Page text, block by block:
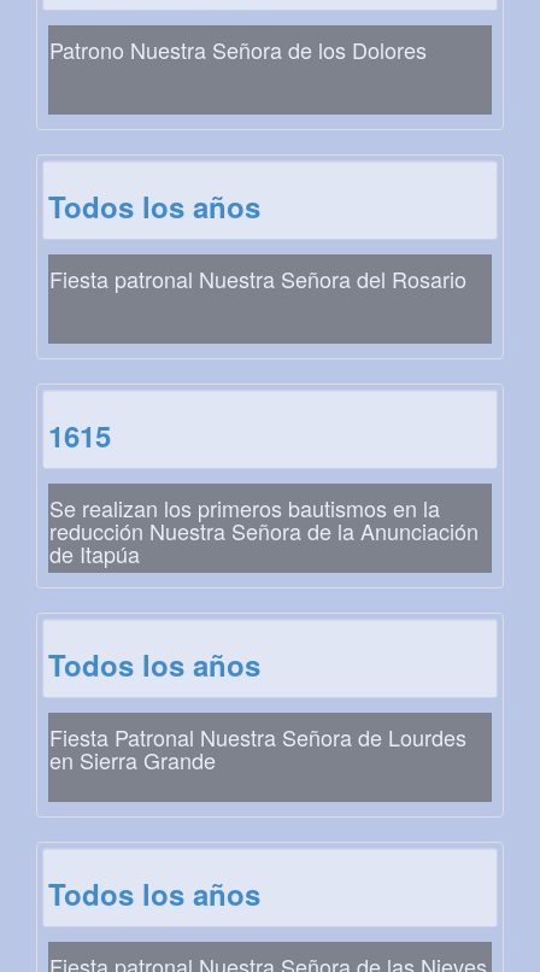
Patrono Nuestra Señora de los Dolores
Todos los años
Fiesta patronal Nuestra Señora del Rosario
1615
Se realizan los primeros bautismos en la
reducción Nuestra Señora de la Anunciación
de Itapúa
Todos los años
Fiesta Patronal Nuestra Señora de Lourdes
en Sierra Grande
Todos los años